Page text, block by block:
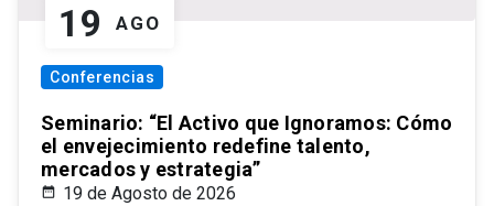
19 AGO
Conferencias
Seminario: “El Activo que Ignoramos: Cómo
el envejecimiento redefine talento,
mercados y estrategia”
19 de Agosto de 2026